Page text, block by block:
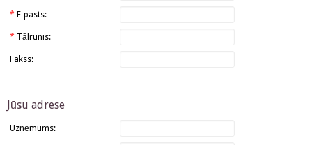
* E-pasts:
* Tālrunis:
Fakss:
Jūsu adrese
Uzņēmums: